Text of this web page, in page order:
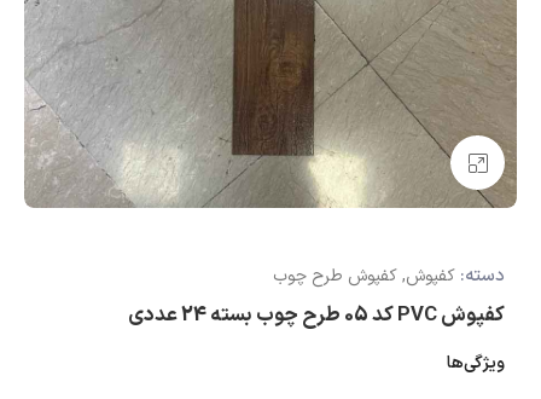
بزرگنمایی تصویر
دسته: کفپوش,کفپوش طرح چوب
کفپوش PVC کد 05 طرح چوب بسته 24 عددی
ویژگی‌ها